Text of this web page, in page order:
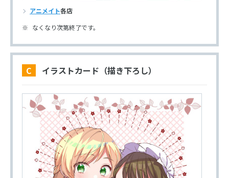
アニメイト各店
なくなり次第終了です。
C イラストカード（描き下ろし）